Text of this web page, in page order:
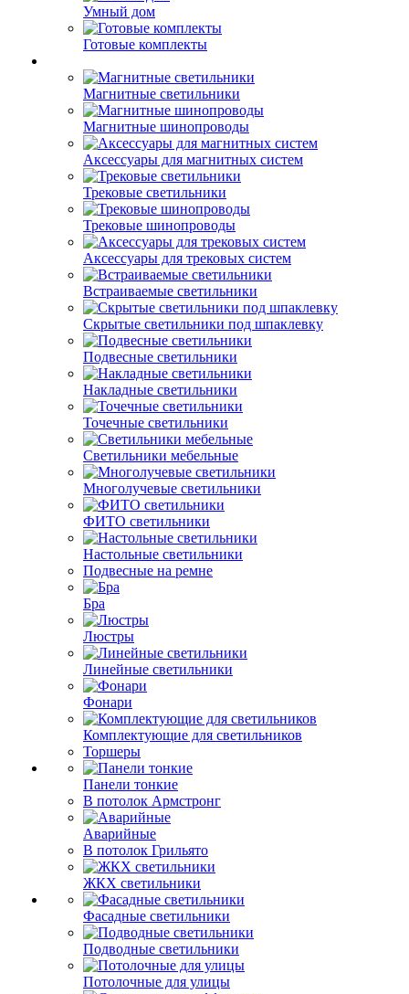
Умный дом
Готовые комплекты
Магнитные светильники
Магнитные шинопроводы
Аксессуары для магнитных систем
Трековые светильники
Трековые шинопроводы
Аксессуары для трековых систем
Встраиваемые светильники
Скрытые светильники под шпаклевку
Подвесные светильники
Накладные светильники
Точечные светильники
Светильники мебельные
Многолучевые светильники
ФИТО светильники
Настольные светильники
Подвесные на ремне
Бра
Люстры
Линейные светильники
Фонари
Комплектующие для светильников
Торшеры
Панели тонкие
В потолок Армстронг
Аварийные
В потолок Грильято
ЖКХ светильники
Фасадные светильники
Подводные светильники
Потолочные для улицы